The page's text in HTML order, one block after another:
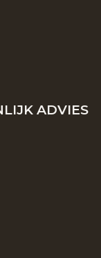
ADVIES